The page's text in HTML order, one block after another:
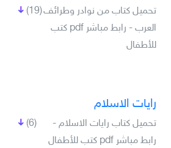
(19)تحميل كتاب من نوادر وطرائف
العرب - رابط مباشر pdf كتب
للأطفال
رايات الاسلام
(6)
تحميل كتاب رايات الاسلام -
رابط مباشر pdf كتب للأطفال